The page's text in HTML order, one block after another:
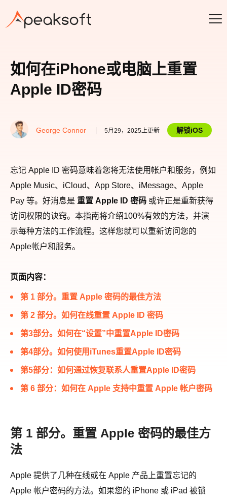
如何在iPhone或电脑上重置
Apple ID密码
George Connor 5月29，2025上更新 解锁iOS
忘记 Apple ID 密码意味着您将无法使用帐户和服务，例如
Apple Music、iCloud、App Store、iMessage、Apple
Pay 等。好消息是 重置 Apple ID 密码 或许正是重新获得
访问权限的诀窍。本指南将介绍100%有效的方法，并演
示每种方法的工作流程。这样您就可以重新访问您的
Apple帐户和服务。
页面内容：
第 1 部分。重置 Apple 密码的最佳方法
第 2 部分。如何在线重置 Apple ID 密码
第3部分。如何在“设置”中重置Apple ID密码
第4部分。如何使用iTunes重置Apple ID密码
第5部分：如何通过恢复联系人重置Apple ID密码
第 6 部分：如何在 Apple 支持中重置 Apple 帐户密码
第 1 部分。重置 Apple 密码的最佳方
法
Apple 提供了几种在线或在 Apple 产品上重置忘记的
Apple 帐户密码的方法。如果您的 iPhone 或 iPad 被锁